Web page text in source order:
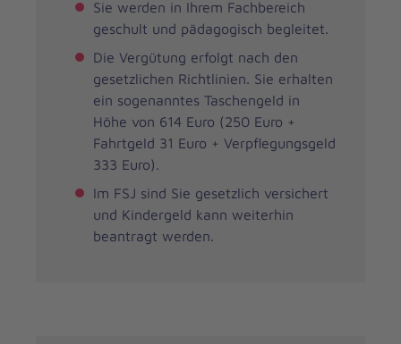
Sie werden in Ihrem Fachbereich
geschult und pädagogisch begleitet.
Die Vergütung erfolgt nach den
gesetzlichen Richtlinien. Sie erhalten
ein sogenanntes Taschengeld in
Höhe von 614 Euro (250 Euro +
Fahrtgeld 31 Euro + Verpflegungsgeld
333 Euro).
Im FSJ sind Sie gesetzlich versichert
und Kindergeld kann weiterhin
beantragt werden.